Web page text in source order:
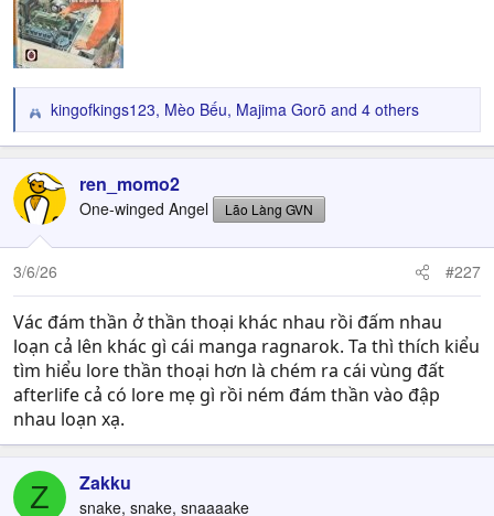
R
e
c
t
i
o
n
kingofkings123, Mèo Bếu, Majima Gorō and 4 others
ren_momo2
One-winged Angel Lão Làng GVN
3/6/26 #227
Vác đám thần ở thần thoại khác nhau rồi đấm nhau
loạn cả lên khác gì cái manga ragnarok. Ta thì thích kiểu
tìm hiểu lore thần thoại hơn là chém ra cái vùng đất
afterlife cả có lore mẹ gì rồi ném đám thần vào đập
nhau loạn xạ.
Z Zakku
snake, snake, snaaaake